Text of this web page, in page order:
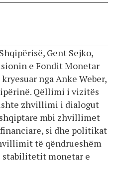
Gent Sejko,
e Fondit Monetar
nga Anke Weber,
Qëllimi i vizitës
zhvillimi i dialogut
mbi zhvillimet
si dhe politikat
të qëndrueshëm
stabilitetit monetar e